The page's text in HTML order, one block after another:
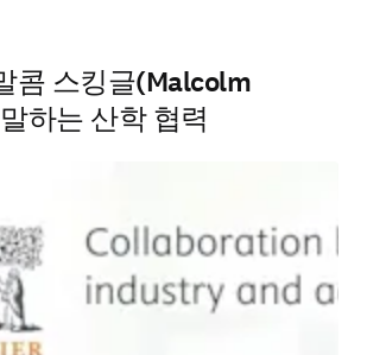
콤 스킹글(Malcolm
하는 산학 협력